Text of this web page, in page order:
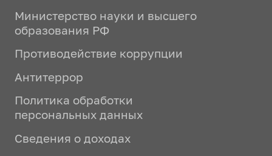
Министерство науки и высшего
образования РФ
Противодействие коррупции
Антитеррор
Политика обработки
персональных данных
Сведения о доходах